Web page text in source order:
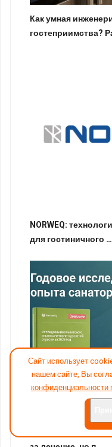
Как умная
гостеприимства?
NORWEQ:
для гостиничного …
Клиентский опыт
Сайт использует
нашем сайте, Вы